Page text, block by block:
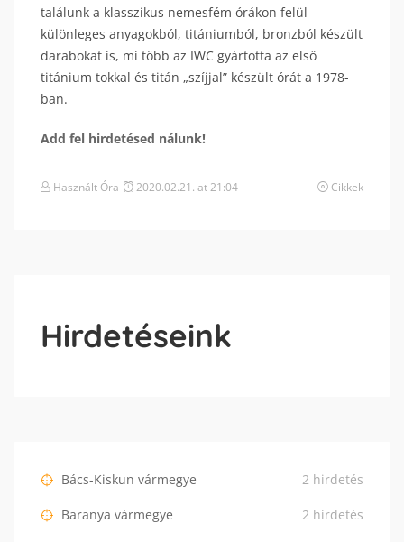
találunk a klasszikus nemesfém órákon felül
különleges anyagokból, titániumból, bronzból készült
darabokat is, mi több az IWC gyártotta az első
titánium tokkal és titán „szíjjal” készült órát a 1978-
ban.
Add fel hirdetésed nálunk!
Használt Óra 2020.02.21. at 21:04 Cikkek
Hirdetéseink
Bács-Kiskun vármegye 2 hirdetés
Baranya vármegye 2 hirdetés